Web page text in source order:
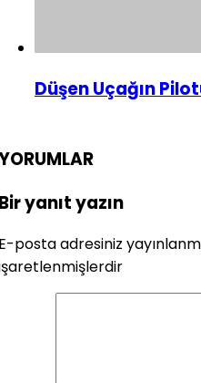
Düşen Uçağın
yanıt yazın
posta adresiniz